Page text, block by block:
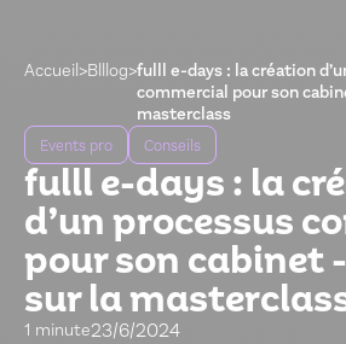
Accueil>Blllog>fulll e-days : la création
commercial pour son
masterclass
Events pro Conseils
fulll e-days : la
d’un processus
pour son cabinet
sur la
1 minute23/6/2024